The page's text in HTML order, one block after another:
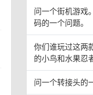
问一个街机游戏
码的一个问题。
你们谁玩过这两
的小鸟和水果忍
问一个转接头的